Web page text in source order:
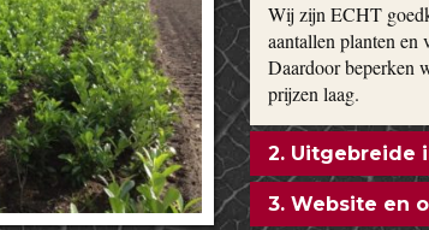
Wij zijn ECHT
aantallen planten en
Daardoor beperken
prijzen laag.
2. Uitgebreide
3. Website en